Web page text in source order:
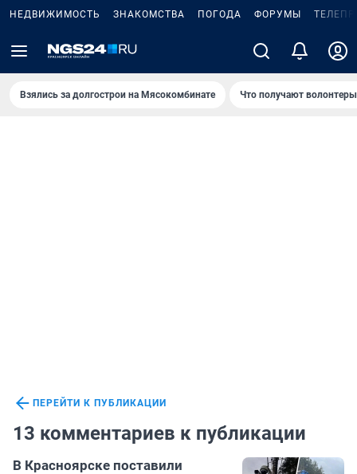
НЕДВИЖИМОСТЬ ЗНАКОМСТВА ПОГОДА ФОРУМЫ
Взялись за долгострои на Мясокомбинате Что получают
ПЕРЕЙТИ К ПУБЛИКАЦИИ
13 комментариев к публикации
В Красноярске поставили